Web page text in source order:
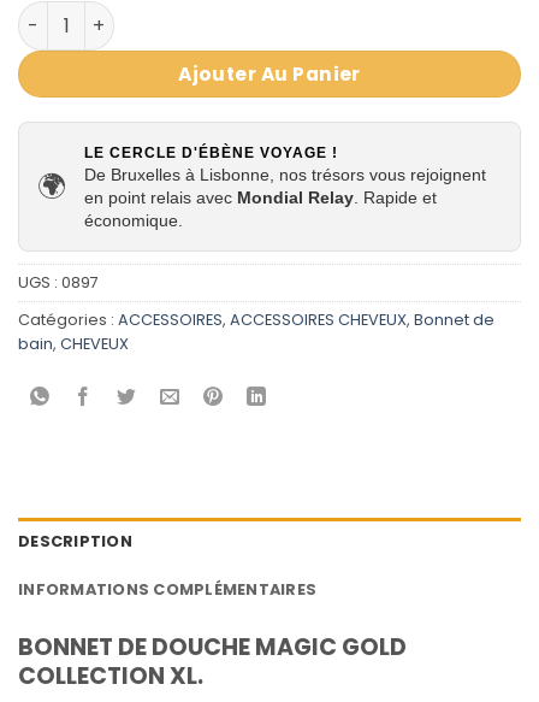
quantité de BONNET DE DOUCHE XL MAGIC GOLD
Ajouter Au Panier
🌍
LE CERCLE D'ÉBÈNE VOYAGE !
De Bruxelles à Lisbonne, nos trésors vous rejoignent
en point relais avec Mondial Relay. Rapide et
économique.
UGS : 0897
Catégories : ACCESSOIRES, ACCESSOIRES CHEVEUX, Bonnet de
bain, CHEVEUX
DESCRIPTION
INFORMATIONS COMPLÉMENTAIRES
BONNET DE DOUCHE MAGIC GOLD
COLLECTION XL.